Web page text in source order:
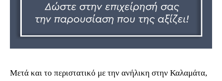
Μετά και το περιστατικό με την ανήλικη στην Καλαμάτα,